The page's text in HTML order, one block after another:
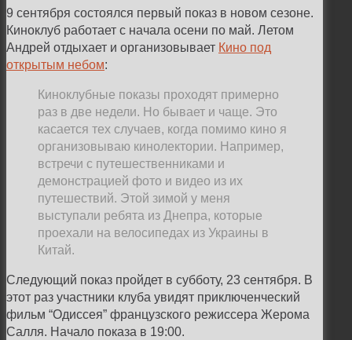
9 сентября состоялся первый показ в новом сезоне.
Киноклуб работает с начала осени по май. Летом
Андрей отдыхает и организовывает Кино под
открытым небом:
Киноклубные показы проходят примерно
раз в две недели. Но бывает и чаще. Это
касается тех случаев, когда помимо кино я
организовываю кинолектории. Например,
встречи с путешественниками и
демонстрацией фото и видео из их
путешествий. Этой зимой у меня
выступали ребята из Днепра, которые
проехали на велосипедах из Украины в
Китай.
Следующий показ пройдет в субботу, 23 сентября. В
этот раз участники клуба увидят приключенческий
фильм “Одиссея” французского режиссера Жерома
Салля. Начало показа в 19:00.